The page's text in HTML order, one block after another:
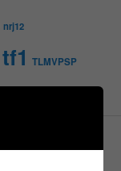
nrj12
tf1 TLMVPSP